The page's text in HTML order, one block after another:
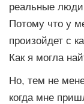
реальные
Потому что у
произойдет с
Как я могла
Но, тем не
когда мне